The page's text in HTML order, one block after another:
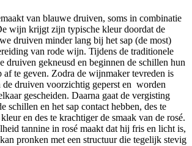
van blauwe druiven, soms in combinatie
wijn krijgt zijn typische kleur doordat de
druiven minder lang bij het sap (de most)
van rode wijn. Tijdens de traditionele
druiven gekneusd en beginnen de schillen hun
af te geven. Zodra de wijnmaker tevreden is
druiven voorzichtig geperst en worden
gescheiden. Daarna gaat de vergisting
schillen en het sap contact hebben, des te
en des te krachtiger de smaak van de rosé.
tannine in rosé maakt dat hij fris en licht is,
pronken met een structuur die tegelijk stevig